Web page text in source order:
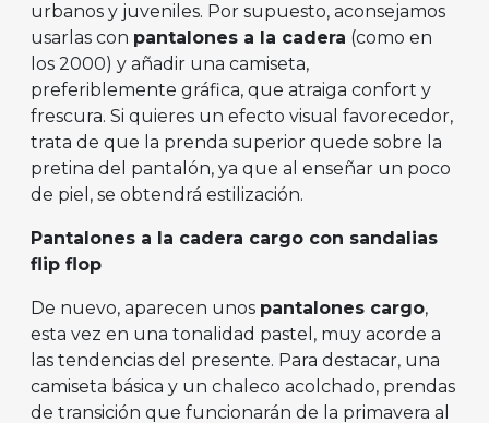
urbanos y juveniles. Por supuesto, aconsejamos
usarlas con pantalones a la cadera (como en
los 2000) y añadir una camiseta,
preferiblemente gráfica, que atraiga confort y
frescura. Si quieres un efecto visual favorecedor,
trata de que la prenda superior quede sobre la
pretina del pantalón, ya que al enseñar un poco
de piel, se obtendrá estilización.
Pantalones a la cadera cargo con sandalias
flip flop
De nuevo, aparecen unos pantalones cargo,
esta vez en una tonalidad pastel, muy acorde a
las tendencias del presente. Para destacar, una
camiseta básica y un chaleco acolchado, prendas
de transición que funcionarán de la primavera al